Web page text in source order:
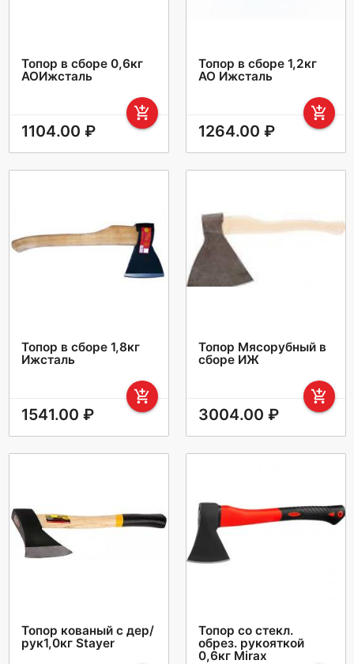
Топор в сборе 0,6кг
АОИжсталь
add_shopping_cart
1104.00 ₽
Топор в сборе 1,2кг
АО Ижсталь
add_shopping_cart
1264.00 ₽
Топор в сборе 1,8кг
Ижсталь
add_shopping_cart
1541.00 ₽
Топор Мясорубный в
сборе ИЖ
add_shopping_cart
3004.00 ₽
Топор кованый с дер/
рук1,0кг Stayer
Топор со стекл.
обрез. рукояткой
0,6кг Mirax